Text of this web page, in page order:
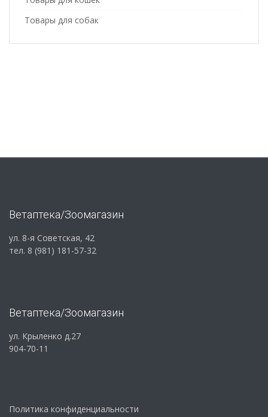
Товары для собак
Ветаптека/Зоомагазин
ул. 8-я Советская, 42
тел. 8 (981) 181-57-32
Ветаптека/Зоомагазин
ул. Крыленко д.27
904-70-11
Политика конфиденциальности